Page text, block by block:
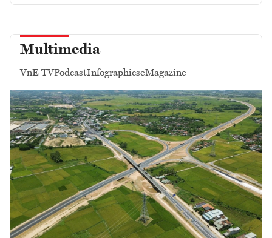
Multimedia
VnE TVPodcastInfographicseMagazine